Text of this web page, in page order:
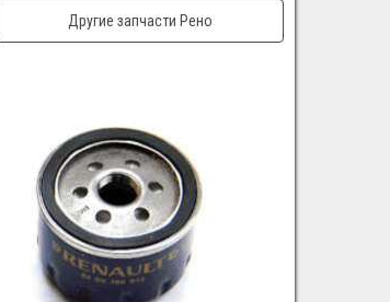
Другие запчасти Рено